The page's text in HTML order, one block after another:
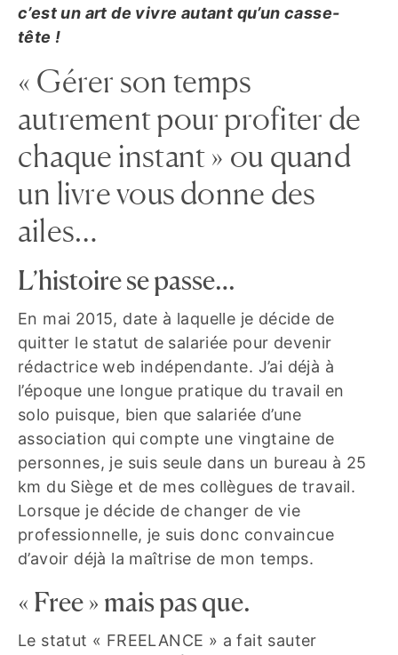
c’est un art de vivre autant qu’un casse-
tête !
« Gérer son temps
autrement pour profiter de
chaque instant » ou quand
un livre vous donne des
ailes…
L’histoire se passe…
En mai 2015, date à laquelle je décide de
quitter le statut de salariée pour devenir
rédactrice web indépendante. J’ai déjà à
l’époque une longue pratique du travail en
solo puisque, bien que salariée d’une
association qui compte une vingtaine de
personnes, je suis seule dans un bureau à 25
km du Siège et de mes collègues de travail.
Lorsque je décide de changer de vie
professionnelle, je suis donc convaincue
d’avoir déjà la maîtrise de mon temps.
« Free » mais pas que.
Le statut « FREELANCE » a fait sauter